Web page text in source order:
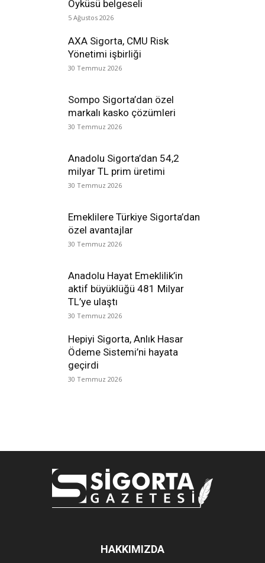
Öyküsü belgeseli
5 Ağustos 2026
AXA Sigorta, CMU Risk
Yönetimi işbirliği
30 Temmuz 2026
Sompo Sigorta’dan özel
markalı kasko çözümleri
30 Temmuz 2026
Anadolu Sigorta’dan 54,2
milyar TL prim üretimi
30 Temmuz 2026
Emeklilere Türkiye Sigorta’dan
özel avantajlar
30 Temmuz 2026
Anadolu Hayat Emeklilik’in
aktif büyüklüğü 481 Milyar
TL’ye ulaştı
30 Temmuz 2026
Hepiyi Sigorta, Anlık Hasar
Ödeme Sistemi’ni hayata
geçirdi
30 Temmuz 2026
HAKKIMIZDA